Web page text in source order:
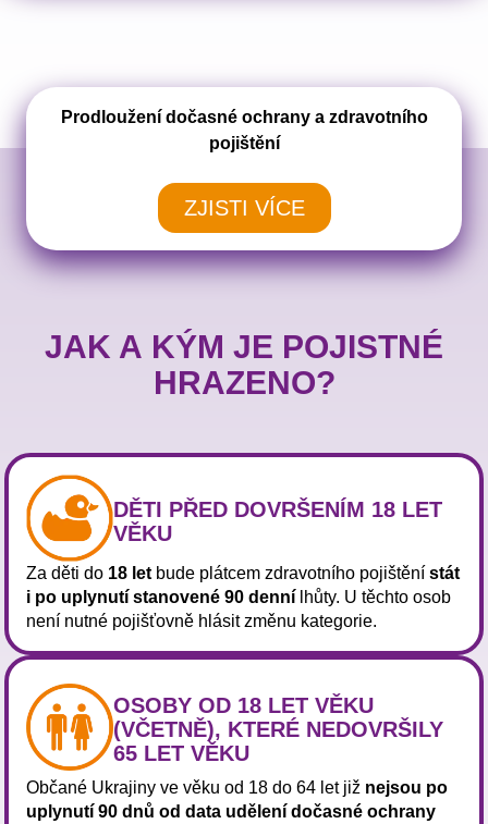
Prodloužení dočasné ochrany a zdravotního
pojištění
ZJISTI VÍCE
JAK A KÝM JE POJISTNÉ
HRAZENO?
DĚTI PŘED DOVRŠENÍM 18 LET
VĚKU
Za děti do 18 let bude plátcem zdravotního pojištění stát
i po uplynutí stanovené 90 denní lhůty. U těchto osob
není nutné pojišťovně hlásit změnu kategorie.
OSOBY OD 18 LET VĚKU
(VČETNĚ), KTERÉ NEDOVRŠILY
65 LET VĚKU
Občané Ukrajiny ve věku od 18 do 64 let již nejsou po
uplynutí 90 dnů od data udělení dočasné ochrany